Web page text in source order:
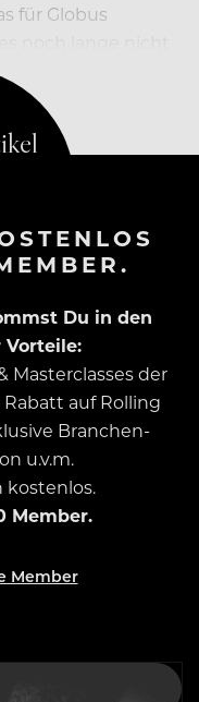
für Globus
Du in den
Vorteile:
Masterclasses der
auf Rolling
Branchen-
u.v.m.
kostenlos.
Member.
Member